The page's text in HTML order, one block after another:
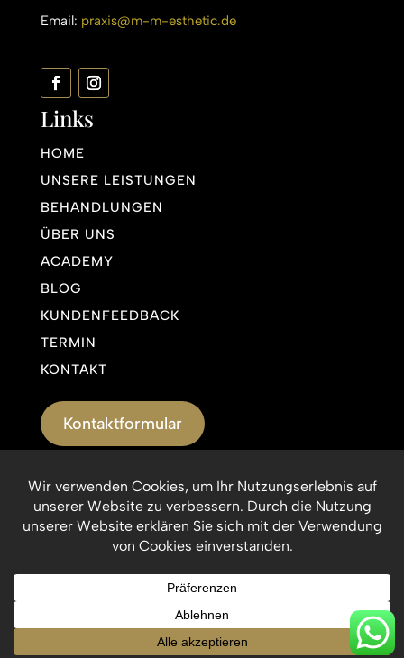
Email: praxis@m-m-esthetic.de
Links
HOME
UNSERE LEISTUNGEN
BEHANDLUNGEN
ÜBER UNS
ACADEMY
BLOG
KUNDENFEEDBACK
TERMIN
KONTAKT
Kontaktformular
Datenschutzerklärung
© Munich Medical Esthetic 2026. Alle Rechte